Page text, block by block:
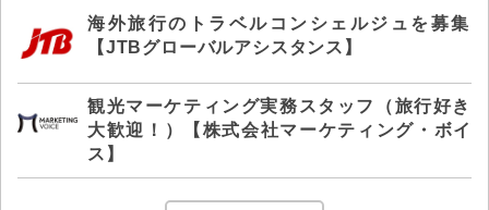
海外旅行のトラベルコンシェルジュを募集
【JTBグローバルアシスタンス】
観光マーケティング実務スタッフ（旅行好き
大歓迎！）【株式会社マーケティング・ボイ
ス】